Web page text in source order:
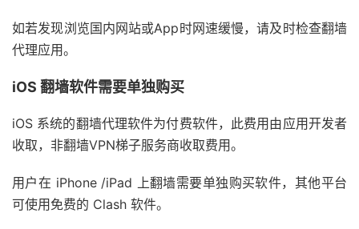
如若发现浏览国内网站或App时网速缓慢，请及时检查翻墙
代理应用。
iOS 翻墙软件需要单独购买
iOS 系统的翻墙代理软件为付费软件，此费用由应用开发者
收取，非翻墙VPN梯子服务商收取费用。
用户在 iPhone /iPad 上翻墙需要单独购买软件，其他平台
可使用免费的 Clash 软件。